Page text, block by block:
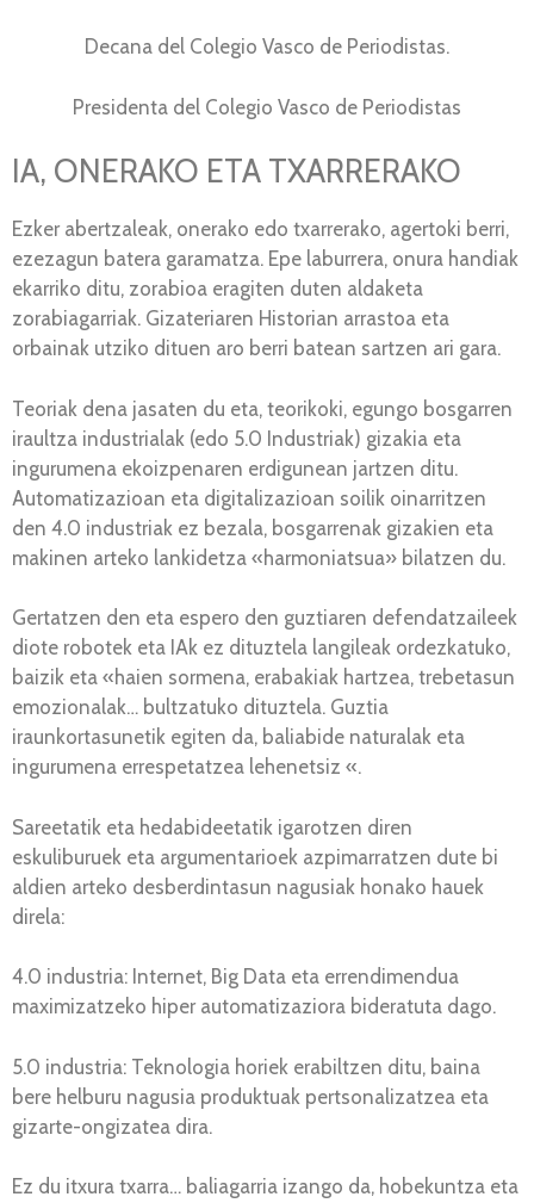
Decana del Colegio Vasco de Periodistas.
Presidenta del Colegio Vasco de Periodistas
IA, ONERAKO ETA TXARRERAKO
Ezker abertzaleak, onerako edo txarrerako, agertoki berri,
ezezagun batera garamatza. Epe laburrera, onura handiak
ekarriko ditu, zorabioa eragiten duten aldaketa
zorabiagarriak. Gizateriaren Historian arrastoa eta
orbainak utziko dituen aro berri batean sartzen ari gara.
Teoriak dena jasaten du eta, teorikoki, egungo bosgarren
iraultza industrialak (edo 5.0 Industriak) gizakia eta
ingurumena ekoizpenaren erdigunean jartzen ditu.
Automatizazioan eta digitalizazioan soilik oinarritzen
den 4.0 industriak ez bezala, bosgarrenak gizakien eta
makinen arteko lankidetza «harmoniatsua» bilatzen du.
Gertatzen den eta espero den guztiaren defendatzaileek
diote robotek eta IAk ez dituztela langileak ordezkatuko,
baizik eta «haien sormena, erabakiak hartzea, trebetasun
emozionalak… bultzatuko dituztela. Guztia
iraunkortasunetik egiten da, baliabide naturalak eta
ingurumena errespetatzea lehenetsiz «.
Sareetatik eta hedabideetatik igarotzen diren
eskuliburuek eta argumentarioek azpimarratzen dute bi
aldien arteko desberdintasun nagusiak honako hauek
direla:
4.0 industria: Internet, Big Data eta errendimendua
maximizatzeko hiper automatizaziora bideratuta dago.
5.0 industria: Teknologia horiek erabiltzen ditu, baina
bere helburu nagusia produktuak pertsonalizatzea eta
gizarte-ongizatea dira.
Ez du itxura txarra… baliagarria izango da, hobekuntza eta